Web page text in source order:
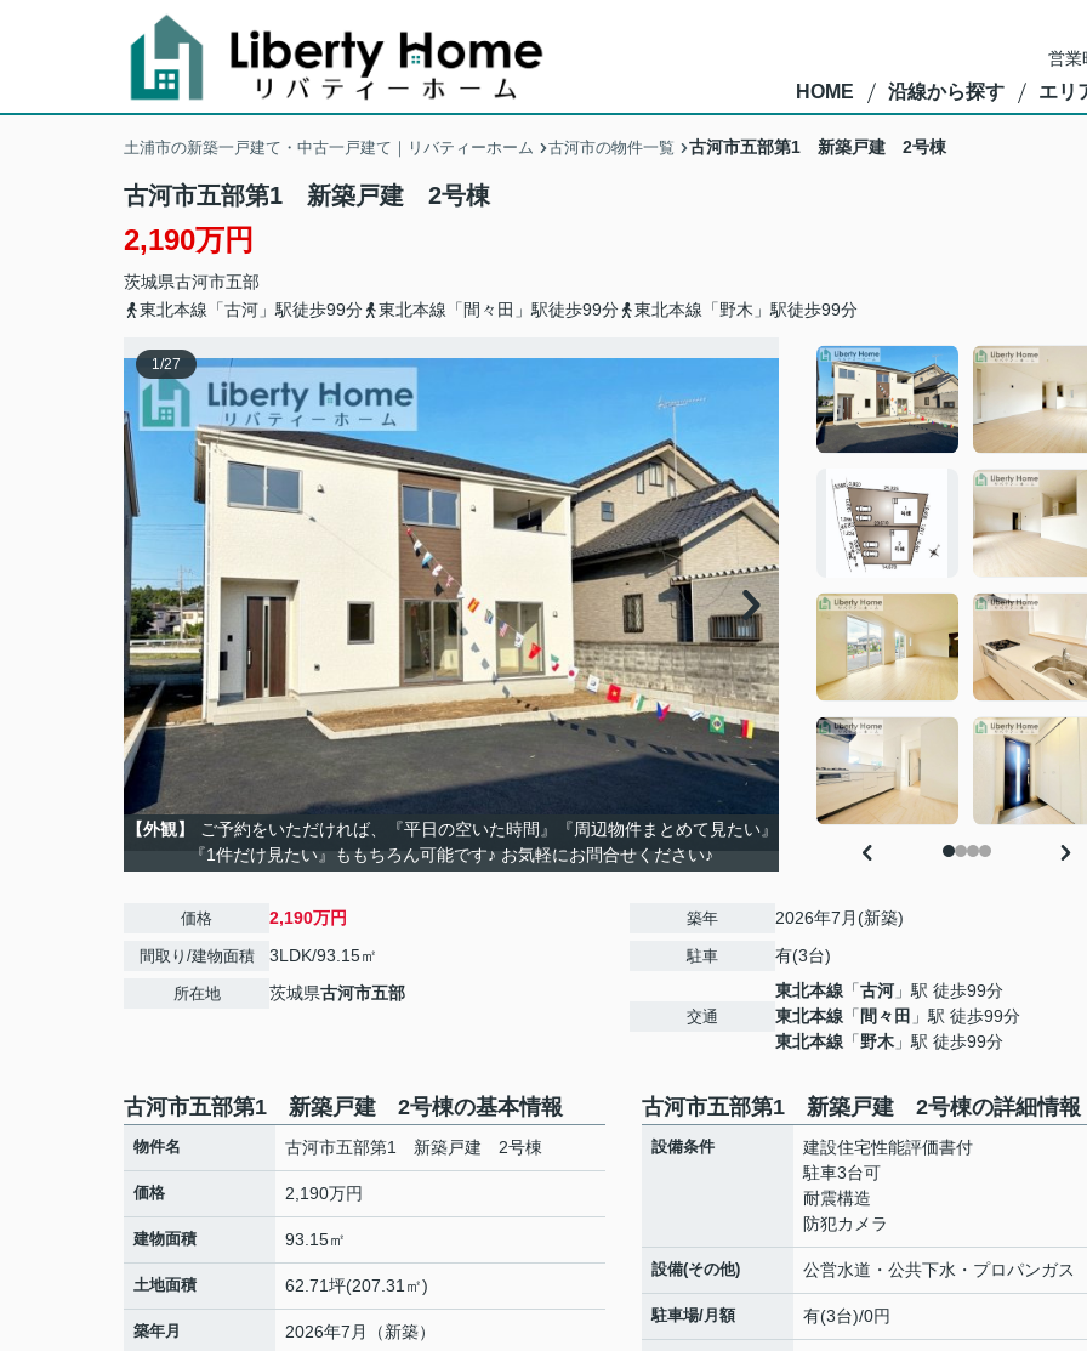
営
HOME 沿線から探す エリ
土浦市の新築一戸建て・中古一戸建て｜リバティーホーム 古河市の物件一覧 古河市五部第1 新築戸建 2号棟
古河市五部第1 新築戸建 2号棟
2,190万円
茨城県古河市五部
東北本線「古河」駅徒歩99分
東北本線「間々田」駅徒歩99分 東北本線「野木」駅徒歩99分
1/27
【外観】
ご予約をいただければ、『平日の空いた時間』『周辺物件まとめて見たい』
『1件だけ見たい』ももちろん可能です♪ お気軽にお問合せください♪
価格 2,190万円
間取り/建物面積 3LDK/93.15㎡
所在地 茨城県古河市五部
築年 2026年7月(新築)
駐車 有(3台)
交通
東北本線 「古河 」駅 徒歩99分
東北本線 「 間々田 」駅 徒歩99分
東北本線 「野木 」駅 徒歩99分
古河市五部第1 新築戸建 2号棟の基本情報
物件名 古河市五部第1 新築戸建 2号棟
価格 2,190万円
建物面積 93.15㎡
土地面積 62.71坪(207.31㎡)
築年月 2026年7月（新築）
古河市五部第1 新築戸建 2号棟の詳細情報
設備条件
建設住宅性能評価書付
駐車3台可
耐震構造
防犯カメラ
設備(その他) 公営水道・公共下水・プロパンガス
駐車場/月額 有(3台)/0円